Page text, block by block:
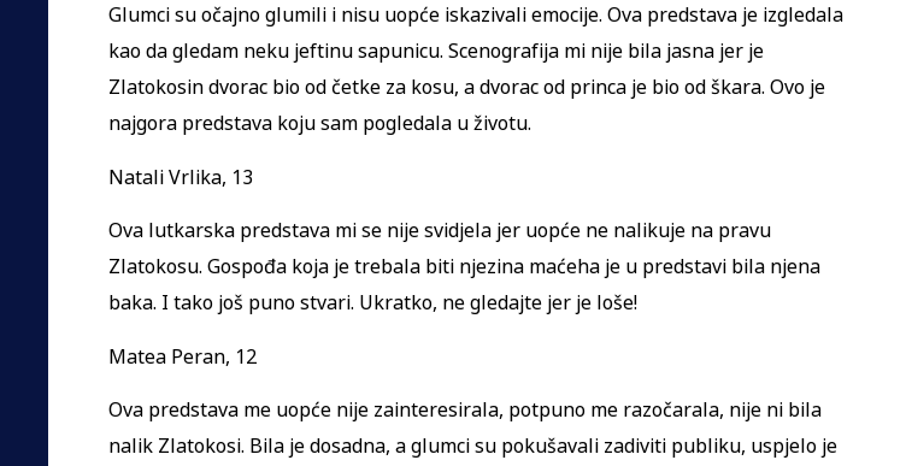
Glumci su očajno glumili i nisu uopće iskazivali emocije. Ova predstava je izgledala
kao da gledam neku jeftinu sapunicu. Scenografija mi nije bila jasna jer je
Zlatokosin dvorac bio od četke za kosu, a dvorac od princa je bio od škara. Ovo je
najgora predstava koju sam pogledala u životu.
Natali Vrlika, 13
Ova lutkarska predstava mi se nije svidjela jer uopće ne nalikuje na pravu
Zlatokosu. Gospođa koja je trebala biti njezina maćeha je u predstavi bila njena
baka. I tako još puno stvari. Ukratko, ne gledajte jer je loše!
Matea Peran, 12
Ova predstava me uopće nije zainteresirala, potpuno me razočarala, nije ni bila
nalik Zlatokosi. Bila je dosadna, a glumci su pokušavali zadiviti publiku, uspjelo je